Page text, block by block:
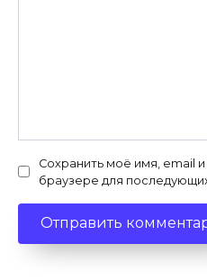
Сохранить моё имя, email
браузере для